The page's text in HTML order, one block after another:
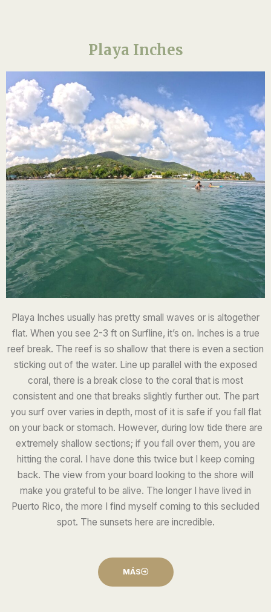
Playa Inches
Playa Inches usually has pretty small waves or is altogether
flat. When you see 2-3 ft on Surfline, it’s on. Inches is a true
reef break. The reef is so shallow that there is even a section
sticking out of the water. Line up parallel with the exposed
coral, there is a break close to the coral that is most
consistent and one that breaks slightly further out. The part
you surf over varies in depth, most of it is safe if you fall flat
on your back or stomach. However, during low tide there are
extremely shallow sections; if you fall over them, you are
hitting the coral. I have done this twice but I keep coming
back. The view from your board looking to the shore will
make you grateful to be alive. The longer I have lived in
Puerto Rico, the more I find myself coming to this secluded
spot. The sunsets here are incredible.
MÁS